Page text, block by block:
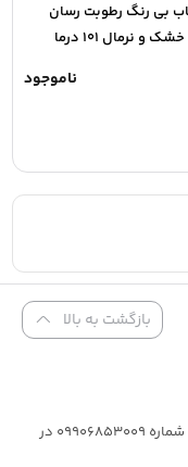
بی رنگ رطوبت رسان
و نرمال 101 درما
ناموجود
بازگشت به بالا
جهت ارتباط مستقیم ، پیامک و یا نرم افزار بله با شماره 09906853009 در